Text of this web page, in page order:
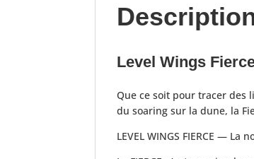
Level Wings
Que ce soit pour tracer des
du soaring sur la dune, la
LEVEL WINGS FIERCE —